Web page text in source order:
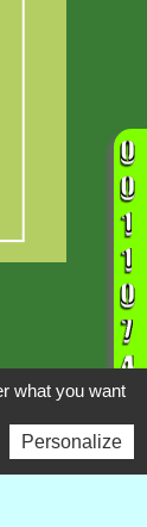
Voir tout
what you want
Personalize